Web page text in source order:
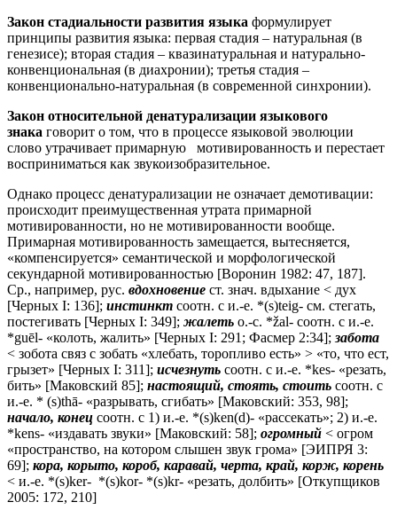
Закон стадиальности развития языка формулирует
принципы развития языка: первая стадия – натуральная (в
генезисе); вторая стадия – квазинатуральная и натурально-
конвенциональная (в диахронии); третья стадия –
конвенционально-натуральная (в современной синхронии).
Закон относительной денатурализации языкового
знака говорит о том, что в процессе языковой эволюции
слово утрачивает примарную мотивированность и перестает
восприниматься как звукоизобразительное.
Однако процесс денатурализации не означает демотивации:
происходит преимущественная утрата примарной
мотивированности, но не мотивированности вообще.
Примарная мотивированность замещается, вытесняется,
«компенсируется» семантической и морфологической
секундарной мотивированностью [Воронин 1982: 47, 187].
Ср., например, рус. вдохновение ст. знач. вдыхание < дух
[Черных I: 136]; инстинкт соотн. с и.-е. *(s)teig- см. стегать,
постегивать [Черных I: 349]; жалеть о.-с. *žal- соотн. с и.-е.
*guēl- «колоть, жалить» [Черных I: 291; Фасмер 2:34]; забота
< зобота связ с зобать «хлебать, торопливо есть» > «то, что ест,
грызет» [Черных I: 311]; исчезнуть соотн. с и.-е. *kes- «резать,
бить» [Маковский 85]; настоящий, стоять, стоить соотн. с
и.-е. * (s)thā- «разрывать, сгибать» [Маковский: 353, 98];
начало, конец соотн. с 1) и.-е. *(s)ken(d)- «рассекать»; 2) и.-е.
*kens- «издавать звуки» [Маковский: 58]; огромный < огром
«пространство, на котором слышен звук грома» [ЭИПРЯ 3:
69]; кора, корыто, короб, каравай, черта, край, корж, корень
< и.-е. *(s)ker- *(s)kor- *(s)kr- «резать, долбить» [Откупщиков
2005: 172, 210]